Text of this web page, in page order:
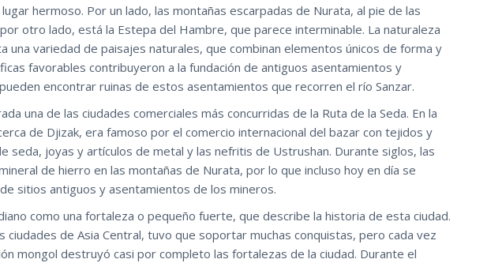
hermoso. Por un lado, las montañas escarpadas de Nurata, al pie de las
otro lado, está la Estepa del Hambre, que parece interminable. La naturaleza
una variedad de paisajes naturales, que combinan elementos únicos de forma y
favorables contribuyeron a la fundación de antiguos asentamientos y
encontrar ruinas de estos asentamientos que recorren el río Sanzar.
una de las ciudades comerciales más concurridas de la Ruta de la Seda. En la
de Djizak, era famoso por el comercio internacional del bazar con tejidos y
seda, joyas y artículos de metal y las nefritis de Ustrushan. Durante siglos, las
de hierro en las montañas de Nurata, por lo que incluso hoy en día se
sitios antiguos y asentamientos de los mineros.
como una fortaleza o pequeño fuerte, que describe la historia de esta ciudad.
ciudades de Asia Central, tuvo que soportar muchas conquistas, pero cada vez
mongol destruyó casi por completo las fortalezas de la ciudad. Durante el